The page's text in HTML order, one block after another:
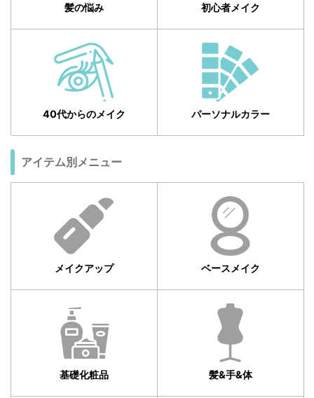
髪の悩み 初心者メイク
40代からのメイク パーソナルカラー
アイテム別メニュー
メイクアップ ベースメイク
基礎化粧品 髪&手&体